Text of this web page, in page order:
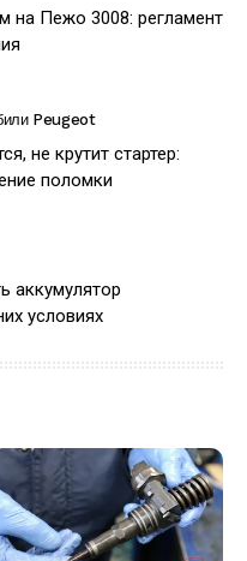
на Пежо 3008: регламент
Peugeot
не крутит стартер:
поломки
аккумулятор
условиях